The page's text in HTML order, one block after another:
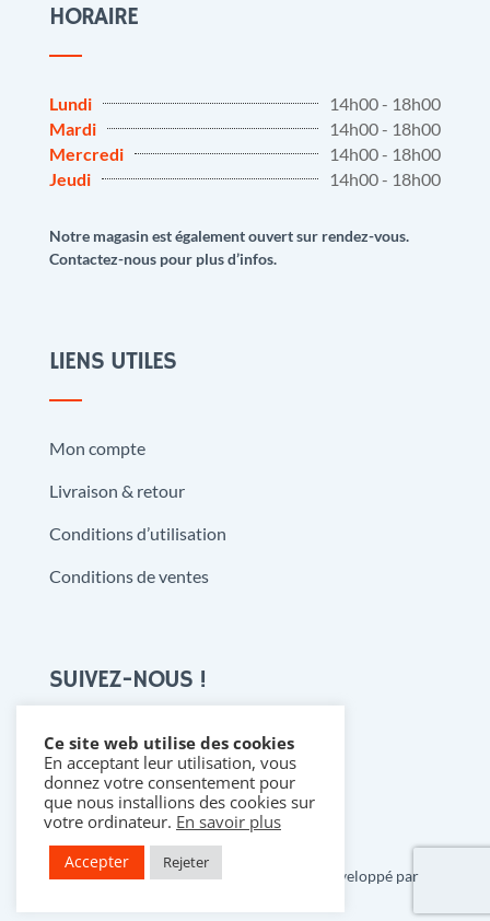
HORAIRE
Lundi
14h00 - 18h00
Mardi
14h00 - 18h00
Mercredi
14h00 - 18h00
Jeudi
14h00 - 18h00
Notre magasin est également ouvert sur rendez-vous.
Contactez-nous pour plus d’infos.
LIENS UTILES
Mon compte
Livraison & retour
Conditions d’utilisation
Conditions de ventes
SUIVEZ-NOUS !

Copyright 2021 @ Denistoys & BD • Développé par
Ce site web utilise des cookies
En acceptant leur utilisation, vous
donnez votre consentement pour
que nous installions des cookies sur
votre ordinateur. En savoir plus
Accepter Rejeter